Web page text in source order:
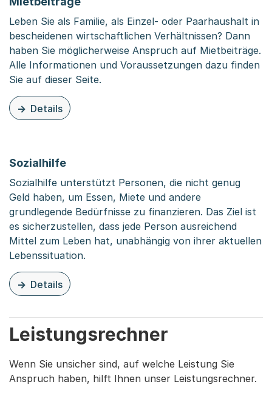
Leben Sie als Familie, als Einzel- oder Paarhaushalt in
bescheidenen wirtschaftlichen Verhältnissen? Dann
haben Sie möglicherweise Anspruch auf Mietbeiträge.
Alle Informationen und Voraussetzungen dazu finden
Sie auf dieser Seite.
Details
zu diesem Thema: Mietbeiträge
Sozialhilfe
Sozialhilfe unterstützt Personen, die nicht genug
Geld haben, um Essen, Miete und andere
grundlegende Bedürfnisse zu finanzieren. Das Ziel ist
es sicherzustellen, dass jede Person ausreichend
Mittel zum Leben hat, unabhängig von ihrer aktuellen
Lebenssituation.
Details
zu diesem Thema: Sozialhilfe
Leistungsrechner
Wenn Sie unsicher sind, auf welche Leistung Sie
Anspruch haben, hilft Ihnen unser Leistungsrechner.